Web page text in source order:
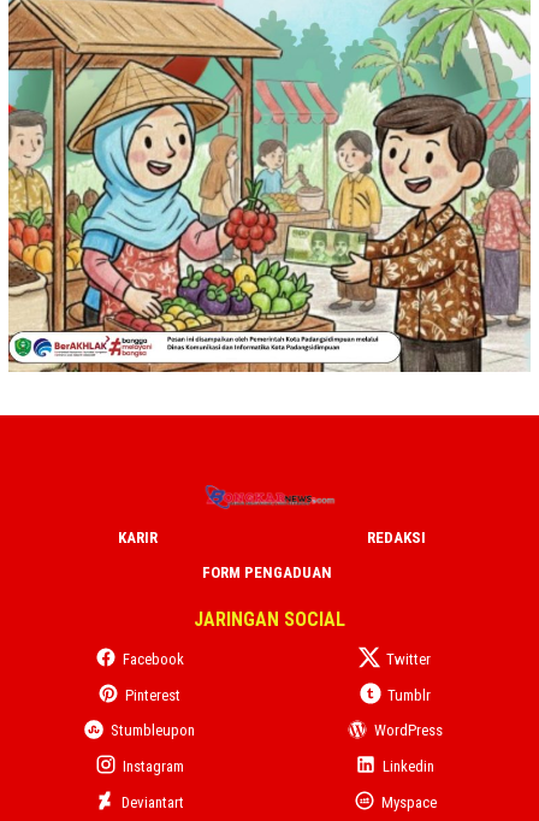
KARIR
REDAKSI
FORM PENGADUAN
JARINGAN SOCIAL
Facebook
Twitter
Pinterest
Tumblr
Stumbleupon
WordPress
Instagram
Linkedin
Deviantart
Myspace